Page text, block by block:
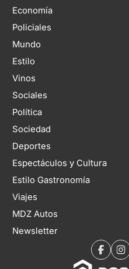
Economía
Policiales
Mundo
Estilo
Vinos
Sociales
Política
Sociedad
Deportes
Espectáculos y Cultura
Estilo Gastronomía
Viajes
MDZ Autos
Newsletter